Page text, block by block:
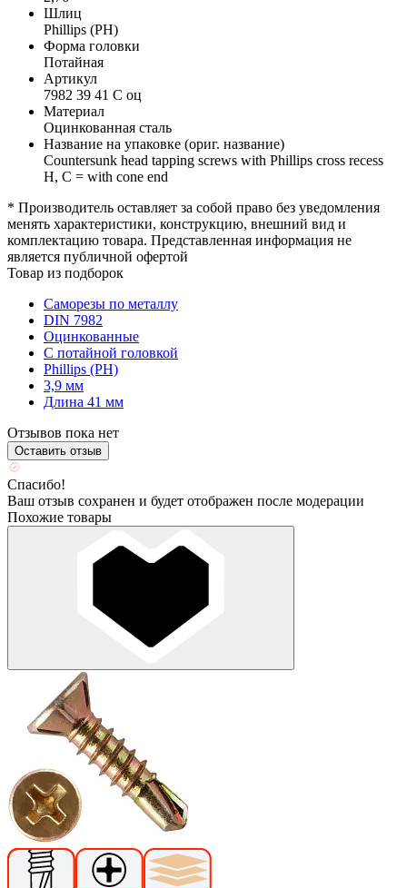
Шлиц
Phillips (PH)
Форма головки
Потайная
Артикул
7982 39 41 C оц
Материал
Оцинкованная сталь
Название на упаковке (ориг. название)
Countersunk head tapping screws with Phillips cross recess
H, C = with cone end
* Производитель оставляет за собой право без уведомления
менять характеристики, конструкцию, внешний вид и
комплектацию товара. Представленная информация не
является публичной офертой
Товар из подборок
Саморезы по металлу
DIN 7982
Оцинкованные
С потайной головкой
Phillips (PH)
3,9 мм
Длина 41 мм
Отзывов пока нет
Оставить отзыв
Спасибо!
Ваш отзыв сохранен и будет отображен после модерации
Похожие товары